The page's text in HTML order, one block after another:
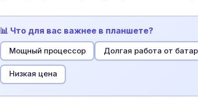
📊 Что для вас важнее в планшете?
Мощный процессор Долгая работа от
Низкая цена